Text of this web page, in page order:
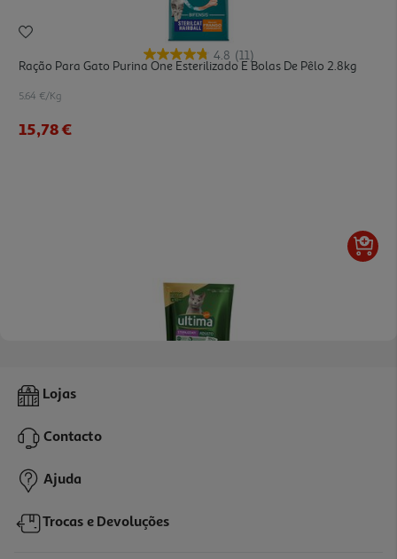
4.8 (11)
Ração Para Gato Purina One Esterilizado E Bolas De Pêlo 2.8kg
5.64 €/Kg
15,78 €
Ração Gato Esterilizado Ultima Vaca 440g
3,59 €
Lojas
Contacto
Ajuda
Trocas e Devoluções